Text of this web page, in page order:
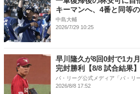
キーマンへ、4番と同等
中島大輔
2026/7/29 10:25
早川隆久が8回0封で1カ
完封勝利【8/8 試合結果】
パ・リーグ公式メディア「パ・リ
2026/8/8 17:52